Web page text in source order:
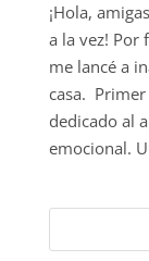
¡Hola,
a la vez! Por
me lancé a
casa. Primer
dedicado al
emocional.